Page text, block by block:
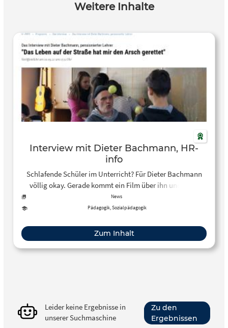
Weitere Inhalte
Interview mit Dieter Bachmann, HR-
info
Schlafende Schüler im Unterricht? Für Dieter Bachmann
völlig okay. Gerade kommt ein Film über ihn und seine
Klasse in die Kinos – weil er ein bisschen anders ist als
andere Lehrer. Im Interview spricht der Pädagoge aus
was Kinder am meisten brauchen.
News
Pädagogik, Sozialpädagogik
Zum Inhalt
Leider keine Ergebnisse in
unserer Suchmaschine
Zu den
Ergebnissen